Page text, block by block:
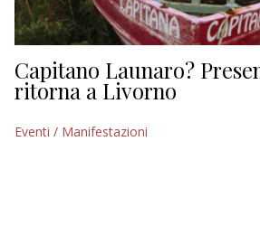
TURISMO
CULTURA
Capitano Launaro?
ritorna a Livorno
Eventi / Manifestazioni